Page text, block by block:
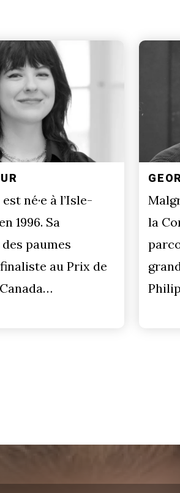
né·e à l’Isle-
1996. Sa
paumes
au Prix de
la